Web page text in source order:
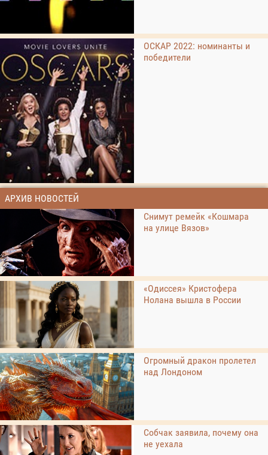
ОСКАР 2022: номинанты и
победители
АРХИВ НОВОСТЕЙ
Снимут ремейк «Кошмара
на улице Вязов»
«Одиссея» Кристофера
Нолана вышла в России
Огромный дракон пролетел
над Лондоном
Собчак заявила, почему она
не уехала